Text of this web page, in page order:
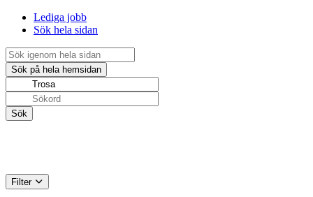
Lediga jobb
Sök hela sidan
Filter